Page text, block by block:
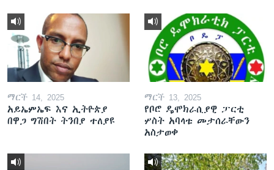
ማርች 14, 2025
አይኤምኤፍ እና ኢትዮጵያ
በዋጋ ግሽበት ትንበያ ተለያዩ
ማርች 13, 2025
የቦሮ ዴሞክራሲያዊ ፓርቲ
ሦስት አባላቱ መታሰራቸውን
አስታወቀ